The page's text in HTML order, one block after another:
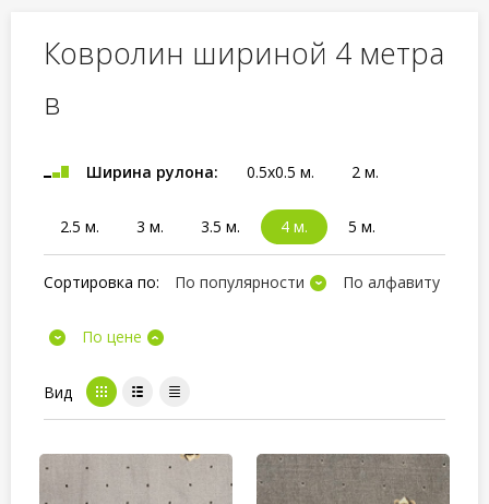
Ковролин шириной 4 метра
в
Ширина рулона: 0.5x0.5 м. 2 м.
2.5 м. 3 м. 3.5 м. 4 м. 5 м.
Сортировка по: По популярности По алфавиту
По цене
Вид